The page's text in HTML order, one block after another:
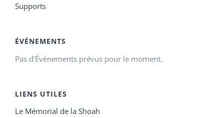
Supports
ÉVÉNEMENTS
Pas d'Évènements prévus pour le moment.
LIENS UTILES
Le Mémorial de la Shoah